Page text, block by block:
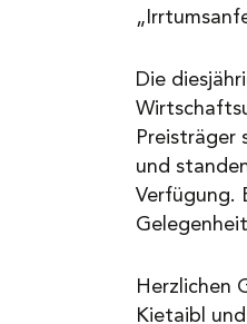
Die
Preisträger
und
Verfügung.
Herzlichen
Kietaibl